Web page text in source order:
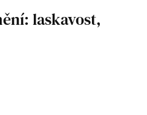
laskavost,